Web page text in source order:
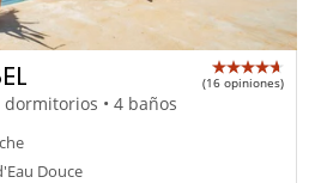
(16 opiniones)
dormitorios • 4 baños
Douce